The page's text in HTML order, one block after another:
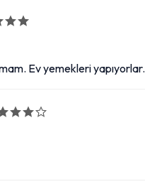
Ev yemekleri yapıyorlar.